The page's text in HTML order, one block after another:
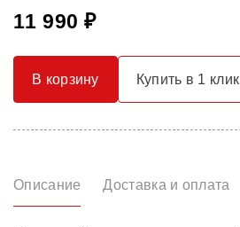
11 990 ₽
В корзину Купить в 1 клик
Описание Доставка и оплата